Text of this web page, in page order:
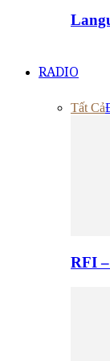
RADIO
Tất Cả
RFI